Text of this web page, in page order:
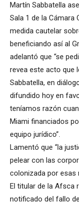
Martín Sabbatella
Sala 1 de la Cámara
medida cautelar
beneficiando así al
adelantó que “se
revea este acto que
Sabbatella, en
difundido hoy en
teníamos razón
Miami financiados
equipo jurídico”.
Lamentó que “la
pelear con las
colonizada por esas
El titular de la Afsca
notificado del fallo